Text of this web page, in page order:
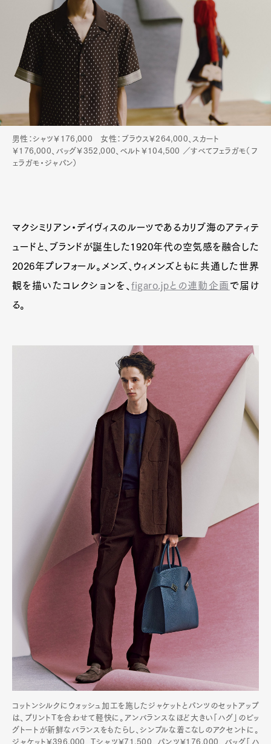
Pen Membership
Magazine
Official Columnist
About
Contact
Pen Meet
Pen international
男性：シャツ￥176,000 女性：ブラウス￥264,000、スカート
￥176,000、バッグ￥352,000、ベルト￥104,500 ／すべてフェラガモ（フ
ェラガモ・ジャパン）
マクシミリアン・デイヴィスのルーツであるカリブ海のアティテ
ュードと、ブランドが誕生した1920年代の空気感を融合した
2026年プレフォール。メンズ、ウィメンズともに共通した世界
観を描いたコレクションを、figaro.jpとの連動企画 で届け
る。
コットンシルクにウォッシュ加工を施したジャケットとパンツのセットアップ
は、プリントTを合わせて軽快に。アンバランスなほど大きい「ハグ」のビッ
グトートが新鮮なバランスをもたらし、シンプルな着こなしのアクセントに。
ジャケット¥396,000、Tシャツ¥71,500、パンツ¥176,000、バッグ「ハ